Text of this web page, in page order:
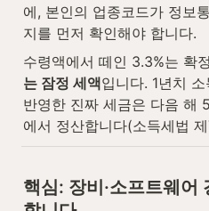
에, 본인의 업종코드가 정보
지를 먼저 확인해야 합니다.
수령액에서 떼인 3.3%는 확
는 잠정 세액입니다. 1년치
반영한 진짜 세금은 다음 해
에서 정산합니다(소득세법
핵심: 장비·소프트웨어